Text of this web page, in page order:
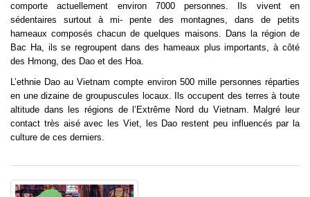
comporte actuellement environ 7000 personnes. Ils vivent en
sédentaires surtout à mi- pente des montagnes, dans de petits
hameaux composés chacun de quelques maisons. Dans la région de
Bac Ha, ils se regroupent dans des hameaux plus importants, à côté
des Hmong, des Dao et des Hoa.
L’ethnie Dao au Vietnam compte environ 500 mille personnes réparties
en une dizaine de groupuscules locaux. Ils occupent des terres à toute
altitude dans les régions de l’Extrême Nord du Vietnam. Malgré leur
contact très aisé avec les Viet, les Dao restent peu influencés par la
culture de ces derniers.